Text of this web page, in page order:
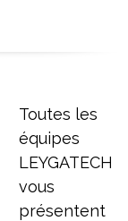
Toutes les
équipes
LEYGATECH
vous
présentent